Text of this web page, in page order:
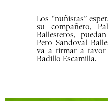
Los “nuñistas”
su compañero,
Ballesteros,
Pero Sandoval
va a firmar a
Badillo Escamilla.